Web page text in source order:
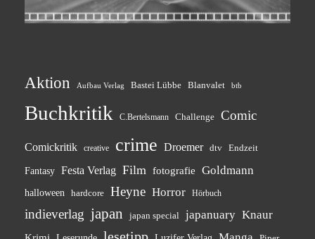
Aktion Aufbau Verlag Bastei Lübbe Blanvalet btb
Buchkritik C.Bertelsmann Challenge Comic
Comickritik creative crime Droemer dtv Endzeit
Fantasy Festa Verlag Film fotografie Goldmann
halloween hardcore Heyne Horror Hörbuch
indieverlag japan japan special japanuary Knaur